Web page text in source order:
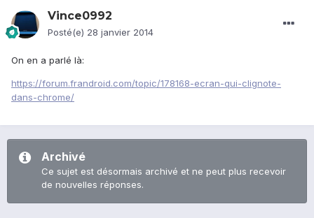
Vince0992
Posté(e) 28 janvier 2014
On en a parlé là:
https://forum.frandroid.com/topic/178168-ecran-qui-clignote-
dans-chrome/
Archivé
Ce sujet est désormais archivé et ne peut plus recevoir
de nouvelles réponses.